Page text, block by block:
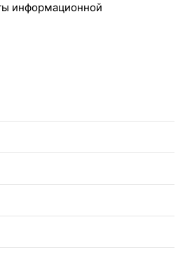
информационной